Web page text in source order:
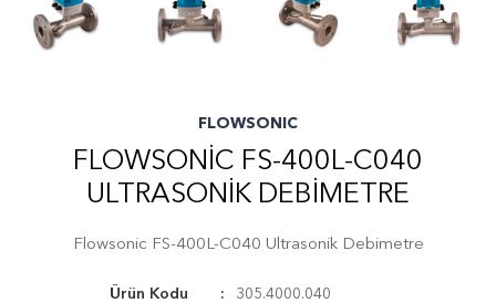
FLOWSONIC
FLOWSONIC FS-400L-C040
ULTRASONIK DEBIMETRE
Flowsonic FS-400L-C040 Ultrasonik Debimetre
Ürün Kodu
305.4000.040